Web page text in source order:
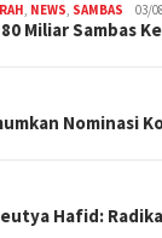
, NEWS, SAMBAS 03/
Miliar Sambas
Nominasi
Hafid: